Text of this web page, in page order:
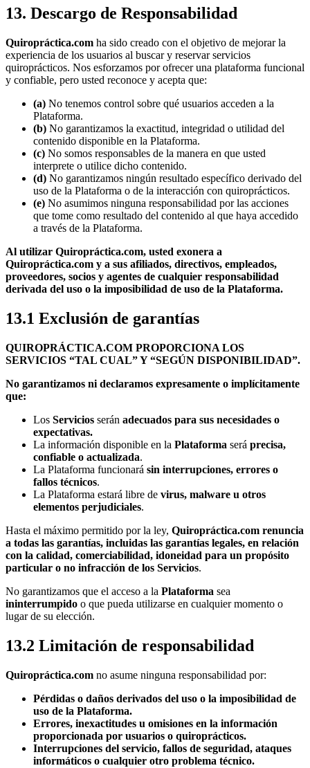
13. Descargo de Responsabilidad
Quiropráctica.com ha sido creado con el objetivo de mejorar la
experiencia de los usuarios al buscar y reservar servicios
quiroprácticos. Nos esforzamos por ofrecer una plataforma funcional
y confiable, pero usted reconoce y acepta que:
(a) No tenemos control sobre qué usuarios acceden a la
Plataforma.
(b) No garantizamos la exactitud, integridad o utilidad del
contenido disponible en la Plataforma.
(c) No somos responsables de la manera en que usted
interprete o utilice dicho contenido.
(d) No garantizamos ningún resultado específico derivado del
uso de la Plataforma o de la interacción con quiroprácticos.
(e) No asumimos ninguna responsabilidad por las acciones
que tome como resultado del contenido al que haya accedido
a través de la Plataforma.
Al utilizar Quiropráctica.com, usted exonera a
Quiropráctica.com y a sus afiliados, directivos, empleados,
proveedores, socios y agentes de cualquier responsabilidad
derivada del uso o la imposibilidad de uso de la Plataforma.
13.1 Exclusión de garantías
QUIROPRÁCTICA.COM PROPORCIONA LOS
SERVICIOS “TAL CUAL” Y “SEGÚN DISPONIBILIDAD”.
No garantizamos ni declaramos expresamente o implícitamente
que:
Los Servicios serán adecuados para sus necesidades o
expectativas.
La información disponible en la Plataforma será precisa,
confiable o actualizada.
La Plataforma funcionará sin interrupciones, errores o
fallos técnicos.
La Plataforma estará libre de virus, malware u otros
elementos perjudiciales.
Hasta el máximo permitido por la ley, Quiropráctica.com renuncia
a todas las garantías, incluidas las garantías legales, en relación
con la calidad, comerciabilidad, idoneidad para un propósito
particular o no infracción de los Servicios.
No garantizamos que el acceso a la Plataforma sea
ininterrumpido o que pueda utilizarse en cualquier momento o
lugar de su elección.
13.2 Limitación de responsabilidad
Quiropráctica.com no asume ninguna responsabilidad por:
Pérdidas o daños derivados del uso o la imposibilidad de
uso de la Plataforma.
Errores, inexactitudes u omisiones en la información
proporcionada por usuarios o quiroprácticos.
Interrupciones del servicio, fallos de seguridad, ataques
informáticos o cualquier otro problema técnico.